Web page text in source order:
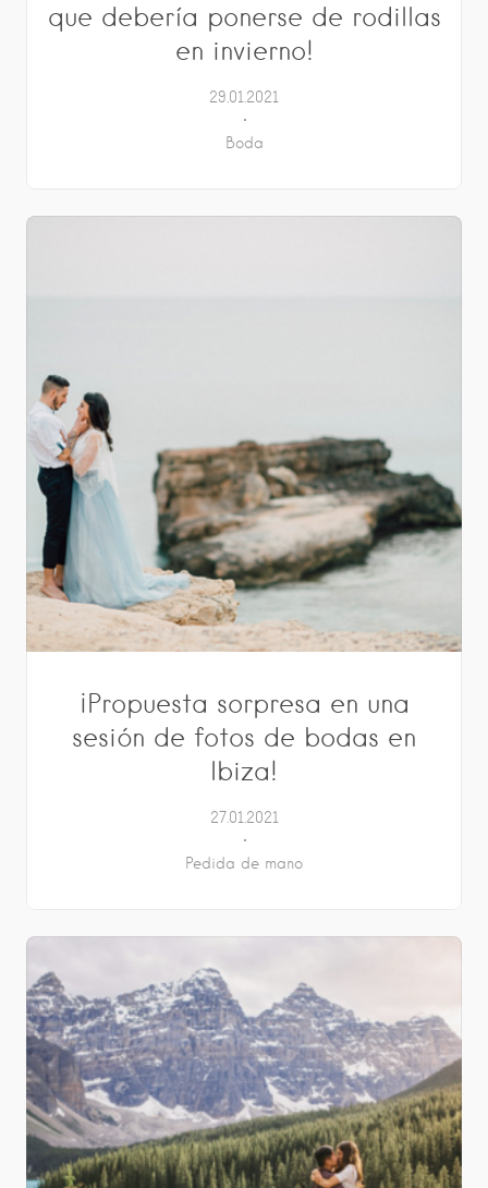
que debería ponerse de rodillas
en invierno!
29.01.2021
Boda
¡Propuesta sorpresa en una
sesión de fotos de bodas en
Ibiza!
27.01.2021
Pedida de mano